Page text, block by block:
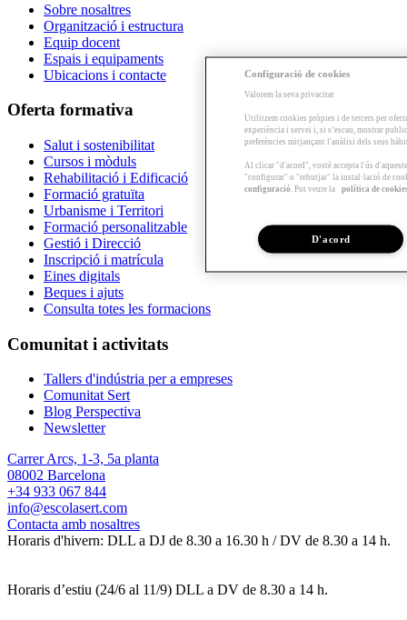
Sobre nosaltres
Organització i estructura
Equip docent
Espais i equipaments
Ubicacions i contacte
Oferta formativa
Salut i sostenibilitat
Cursos i mòduls
Rehabilitació i Edificació
Formació gratuïta
Urbanisme i Territori
Formació personalitzable
Gestió i Direcció
Inscripció i matrícula
Eines digitals
Beques i ajuts
Consulta totes les formacions
Comunitat i activitats
Tallers d'indústria per a empreses
Comunitat Sert
Blog Perspectiva
Newsletter
Carrer Arcs, 1-3, 5a planta
08002 Barcelona
+34 933 067 844
info@escolasert.com
Contacta amb nosaltres
Horaris d'hivern: DLL a DJ de 8.30 a 16.30 h / DV de 8.30 a 14 h.
Horaris d’estiu (24/6 al 11/9) DLL a DV de 8.30 a 14 h.
Configuració de cookies
Valorem la seva privacitat
Utilitzem cookies pròpies i de tercers per
experiència i servei i, si s’escau, mostrar
preferències mitjançant l'anàlisi dels seus
Al clicar "d'acord", vostè accepta l'ús
"configurar" o "rebutjar" la instal·lació de
configuració . Pot veure la política de
D'acord